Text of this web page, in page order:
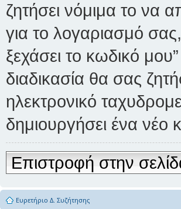
ζητήσει νόμιμα το να
για το λογαριασμό
ξεχάσει το κωδικό
διαδικασία θα σας
ηλεκτρονικό
δημιουργήσει ένα νέο
Επιστροφή στην
Ευρετήριο Δ. Συζήτησης